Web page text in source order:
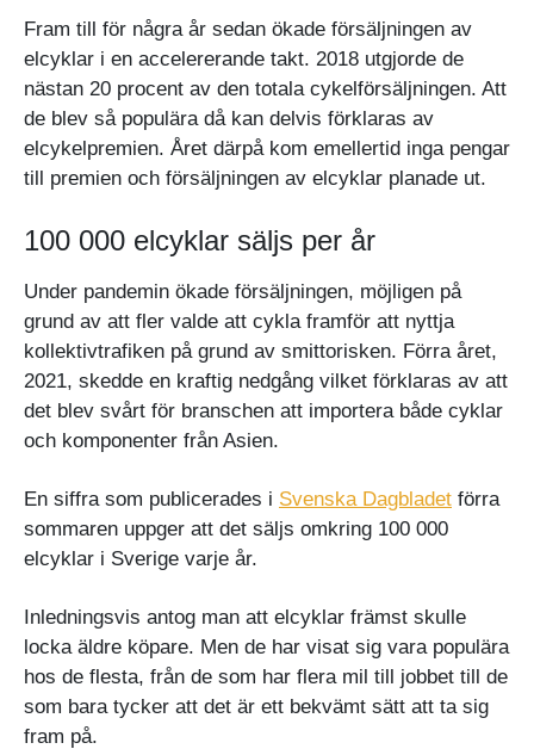
Fram till för några år sedan ökade försäljningen av
elcyklar i en accelererande takt. 2018 utgjorde de
nästan 20 procent av den totala cykelförsäljningen. Att
de blev så populära då kan delvis förklaras av
elcykelpremien. Året därpå kom emellertid inga pengar
till premien och försäljningen av elcyklar planade ut.
100 000 elcyklar säljs per år
Under pandemin ökade försäljningen, möjligen på
grund av att fler valde att cykla framför att nyttja
kollektivtrafiken på grund av smittorisken. Förra året,
2021, skedde en kraftig nedgång vilket förklaras av att
det blev svårt för branschen att importera både cyklar
och komponenter från Asien.
En siffra som publicerades i Svenska Dagbladet förra
sommaren uppger att det säljs omkring 100 000
elcyklar i Sverige varje år.
Inledningsvis antog man att elcyklar främst skulle
locka äldre köpare. Men de har visat sig vara populära
hos de flesta, från de som har flera mil till jobbet till de
som bara tycker att det är ett bekvämt sätt att ta sig
fram på.